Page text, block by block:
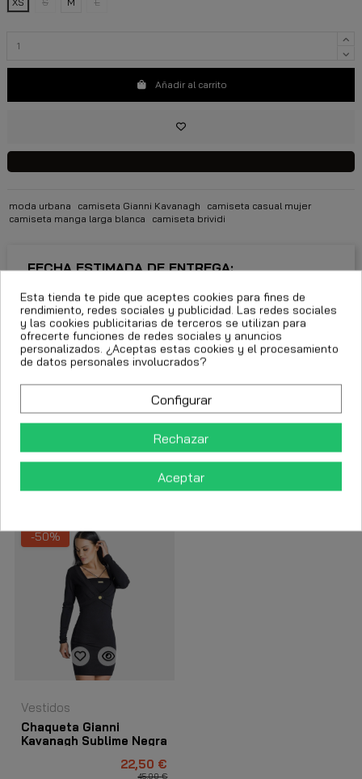
Añadir al carrito
moda urbana camiseta Gianni Kavanagh
camiseta casual mujer
camiseta manga larga blanca
camiseta brividi
FECHA ESTIMADA DE ENTREGA:
CttExpress 24/48h -Miércoles 12 Agosto, 2026
Descripción
Detalles del producto
Los clientes que adquirieron este producto también
compraron:
-50%
Vestidos
Chaqueta Gianni
Kavanagh Sublime Negra
22,50 €
45,00 €
Esta tienda te pide que aceptes cookies para fines de
rendimiento, redes sociales y publicidad. Las redes sociales
y las cookies publicitarias de terceros se utilizan para
ofrecerte funciones de redes sociales y anuncios
personalizados. ¿Aceptas estas cookies y el procesamiento
de datos personales involucrados?
Configurar
Rechazar
Aceptar